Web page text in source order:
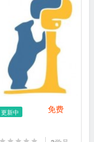
免费
更新中